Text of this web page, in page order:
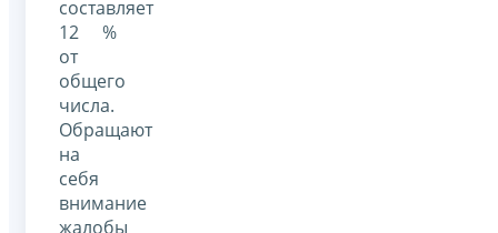
составляет
12 %
от
общего
числа.
Обращают
на
себя
внимание
жалобы